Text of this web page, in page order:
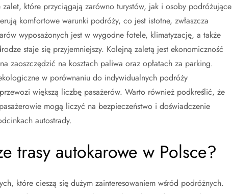
które przyciągają zarówno turystów, jak i osoby podróżujące
komfortowe warunki podróży, co jest istotne, zwłaszcza
wyposażonych jest w wygodne fotele, klimatyzację, a także
staje się przyjemniejszy. Kolejną zaletą jest ekonomiczność
zaoszczędzić na kosztach paliwa oraz opłatach za parking.
w porównaniu do indywidualnych podróży
większą liczbę pasażerów. Warto również podkreślić, że
mogą liczyć na bezpieczeństwo i doświadczenie
autostrady.
trasy autokarowe w Polsce?
które cieszą się dużym zainteresowaniem wśród podróżnych.